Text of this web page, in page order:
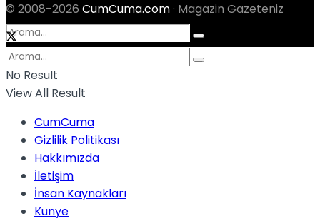
No Result
© 2008-2026 CumCuma.com · Magazin Gazeteniz
No Result
View All Result
CumCuma
Gizlilik Politikası
Hakkımızda
İletişim
İnsan Kaynakları
Künye